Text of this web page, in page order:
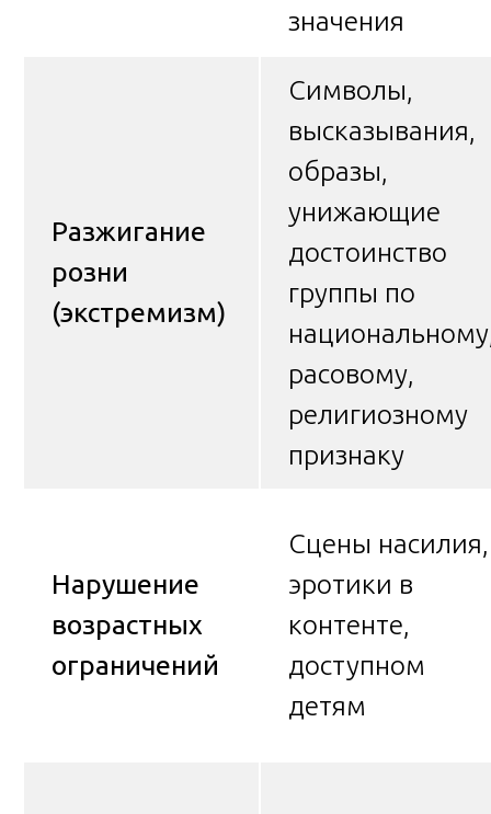
значения
Разжигание
розни
(экстремизм)
Символы,
высказывания,
образы,
унижающие
достоинство
группы по
расовому,
религиозному
признаку
Нарушение
возрастных
ограничений
Сцены насилия,
эротики в
контенте,
доступном
детям